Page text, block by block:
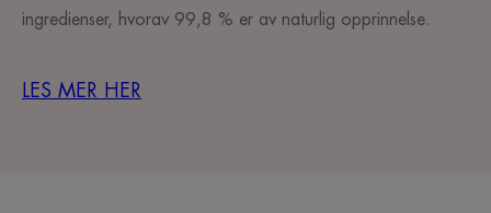
ingredienser, hvorav 99,8 % er av naturlig opprinnelse.
LES MER HER